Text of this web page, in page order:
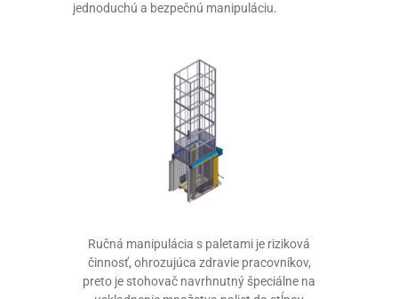
jednoduchú a bezpečnú manipuláciu.
Ručná manipulácia s paletami je riziková
činnosť, ohrozujúca zdravie pracovníkov,
preto je stohovač navrhnutný špeciálne na